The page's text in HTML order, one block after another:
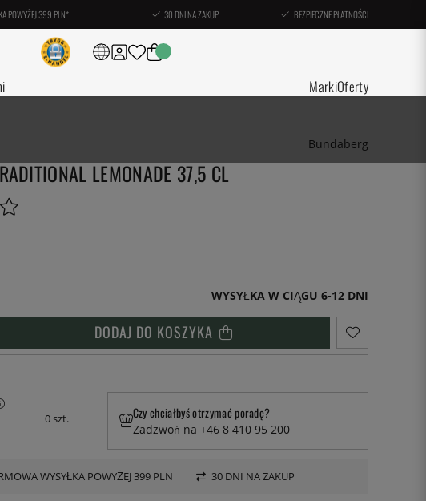
POWYŻEJ 399 PLN* 30 DNI NA ZAKUP BEZPIECZNE PŁATNOŚCI
MarkiOferty
Bundaberg
LEMONADE 37,5 CL
WYSYŁKA W CIĄGU 6-12 DNI
DODAJ DO KOSZYKA
0 szt. Czy chciałbyś otrzymać poradę?
Zadzwoń na +46 8 410 95 200
WYSYŁKA POWYŻEJ 399 PLN 30 DNI NA ZAKUP